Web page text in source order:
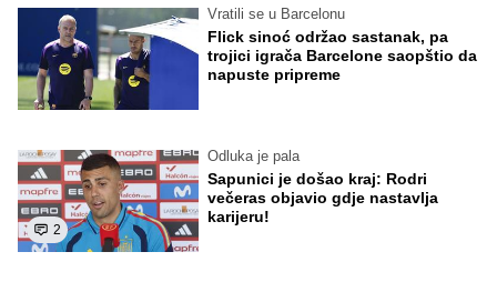
Vratili se u Barcelonu
Flick sinoć održao sastanak, pa
trojici igrača Barcelone saopštio da
napuste pripreme
2
Odluka je pala
Sapunici je došao kraj: Rodri
večeras objavio gdje nastavlja
karijeru!